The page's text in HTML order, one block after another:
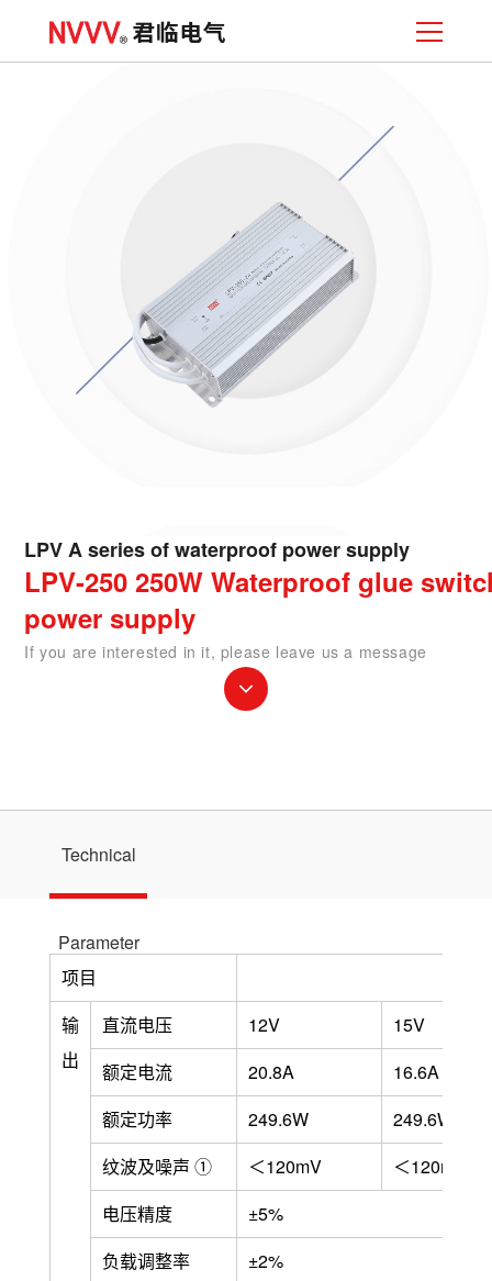
LPV A series of waterproof power supply
LPV-250 250W Waterproof glue
power supply
If you are interested in it, please leave us a message
Technical
Parameter
项目
输
出
直流电压 12V
15V
额定电流
20.8A
16.6A
额定功率
249.6W
249.6W
纹波及噪声 ①
＜120mV
＜120mV
电压精度
±5%
负载调整率
±2%